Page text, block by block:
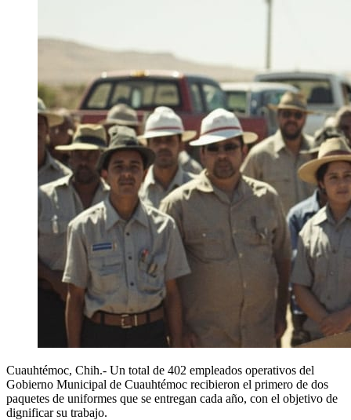
Cuauhtémoc, Chih.- Un total de 402 empleados operativos del
Gobierno Municipal de Cuauhtémoc recibieron el primero de dos
paquetes de uniformes que se entregan cada año, con el objetivo de
dignificar su trabajo.